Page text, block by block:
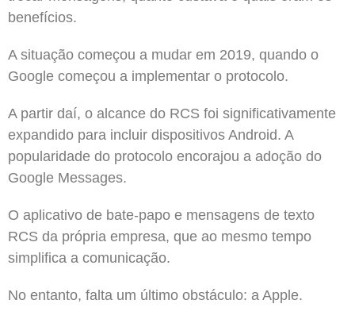
benefícios.
A situação começou a mudar em 2019, quando o
Google começou a implementar o protocolo.
A partir daí, o alcance do RCS foi significativamente
expandido para incluir dispositivos Android. A
popularidade do protocolo encorajou a adoção do
Google Messages.
O aplicativo de bate-papo e mensagens de texto
RCS da própria empresa, que ao mesmo tempo
simplifica a comunicação.
No entanto, falta um último obstáculo: a Apple.